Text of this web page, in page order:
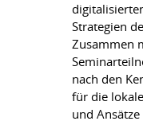
Strategien
Zusammen
nach den
für die
und